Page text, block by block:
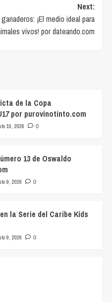
Next:
¡El medio ideal para
vivos! por dateando.com
de la Copa
por purovinotinto.com
10, 2026 0
13 de Oswaldo
9, 2026 0
la Serie del Caribe Kids
9, 2026 0